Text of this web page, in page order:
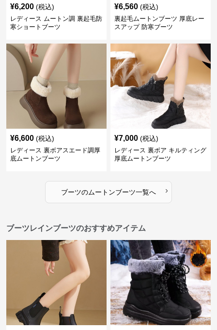
¥6,200 (税込)
レディース ムートン調 裏起毛防
寒ショートブーツ
¥6,560 (税込)
裏起毛ムートンブーツ 厚底レー
スアップ 防寒ブーツ
¥6,600 (税込)
レディース 裏ボアスエード調厚
底ムートンブーツ
¥7,000 (税込)
レディース 裏ボア キルティング
厚底ムートンブーツ
ブーツのムートンブーツ一覧へ ›
ブーツレインブーツのおすすめアイテム